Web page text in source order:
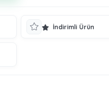
İndirimli Ürün